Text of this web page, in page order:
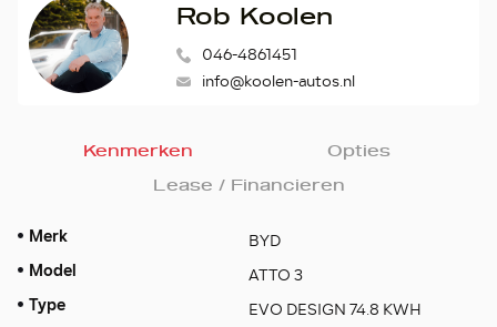
Rob Koolen
046-4861451
info@koolen-autos.nl
Kenmerken
Opties
Lease / Financieren
Merk BYD
Model ATTO 3
Type EVO DESIGN 74.8 KWH